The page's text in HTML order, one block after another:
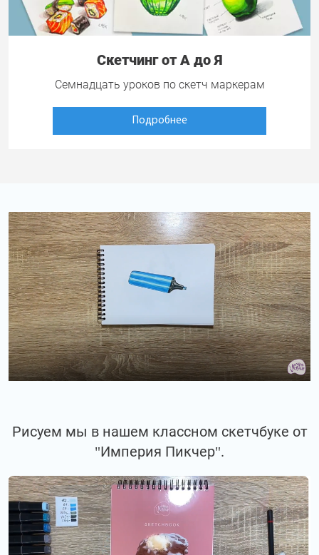
Скетчинг от А до Я
Семнадцать уроков по скетч маркерам
Подробнее
Рисуем мы в нашем классном скетчбуке от
"Империя Пикчер".